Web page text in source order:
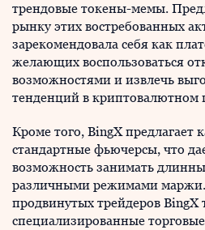
трендовые токены-мемы.
рынку этих востребованных
зарекомендовала себя как
желающих воспользоваться
возможностями и извлечь
тенденций в криптовалютном
Кроме того, BingX предлагает
стандартные фьючерсы, что
возможность занимать
различными режимами
продвинутых трейдеров BingX
специализированные